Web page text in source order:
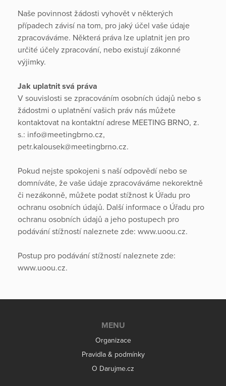
Naše povinnost žádosti vyhovět v některých
případech závisí na tom, pro jaký účel vaše údaje
zpracováváme. Některá práva lze uplatnit jen pro
určité účely zpracování, nebo existují zákonné
výjimky.
Jak uplatnit svá práva
V souvislosti se zpracováním osobních údajů nebo s
žádostmi o uplatnění vašich práv nás můžete
kontaktovat na kontaktní adrese MEETING BRNO, z.
s.: info@meetingbrno.cz,
petr.kalousek@meetingbrno.cz.
Pokud nejste spokojeni s naší odpovědí nebo se
domníváte, že vaše údaje zpracováváme nekorektně
či nezákonně, můžete podat stížnost k Úřadu pro
ochranu osobních údajů. Další informace o Úřadu pro
ochranu osobních údajů a jeho postupech pro
podávání stížností naleznete zde: www.uoou.cz.
Postup pro podávání stížností naleznete zde:
www.uoou.cz.
MENU
Organizace
Pravidla & podmínky
O Darujme.cz